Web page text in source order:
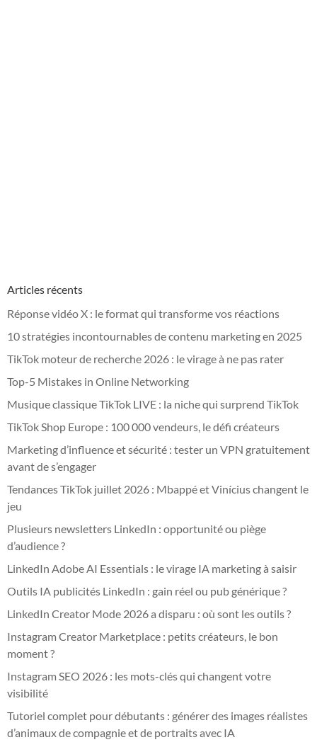
Articles récents
Réponse vidéo X : le format qui transforme vos réactions
10 stratégies incontournables de contenu marketing en 2025
TikTok moteur de recherche 2026 : le virage à ne pas rater
Top-5 Mistakes in Online Networking
Musique classique TikTok LIVE : la niche qui surprend TikTok
TikTok Shop Europe : 100 000 vendeurs, le défi créateurs
Marketing d’influence et sécurité : tester un VPN gratuitement
avant de s’engager
Tendances TikTok juillet 2026 : Mbappé et Vinícius changent le
jeu
Plusieurs newsletters LinkedIn : opportunité ou piège
d’audience ?
LinkedIn Adobe AI Essentials : le virage IA marketing à saisir
Outils IA publicités LinkedIn : gain réel ou pub générique ?
LinkedIn Creator Mode 2026 a disparu : où sont les outils ?
Instagram Creator Marketplace : petits créateurs, le bon
moment ?
Instagram SEO 2026 : les mots-clés qui changent votre
visibilité
Tutoriel complet pour débutants : générer des images réalistes
d’animaux de compagnie et de portraits avec IA